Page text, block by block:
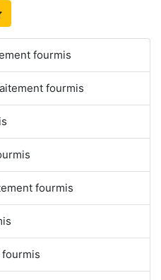
fourmis
fourmis
fourmis